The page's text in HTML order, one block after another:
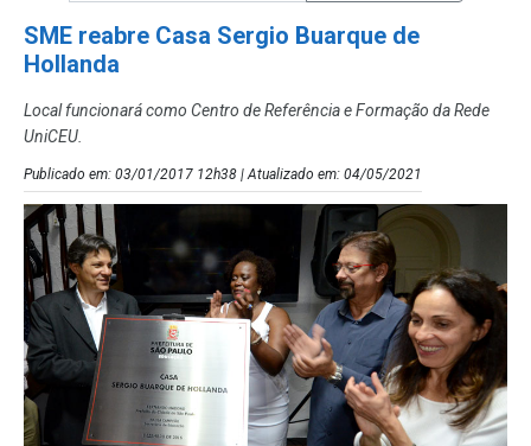
SME reabre Casa Sergio Buarque de
Hollanda
Local funcionará como Centro de Referência e Formação da Rede
UniCEU.
Publicado em: 03/01/2017 12h38 | Atualizado em: 04/05/2021